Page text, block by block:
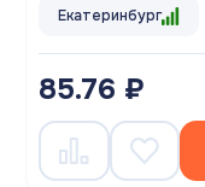
Екатеринбург
85.76 ₽